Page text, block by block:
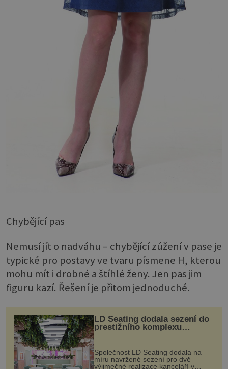
Chybějící pas
Nemusí jít o nadváhu – chybějící zúžení v pase je
typické pro postavy ve tvaru písmene H, kterou
mohu mít i drobné a štíhlé ženy. Jen pas jim
figuru kazí. Řešení je přitom jednoduché.
LD Seating dodala sezení do
prestižního komplexu
MediaCityUK v Salfordu
Společnost LD Seating dodala na
míru navržené sezení pro dvě
výjimečné realizace kanceláří v